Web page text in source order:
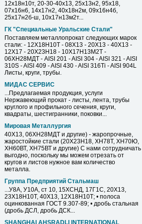
12х18н10т, 20-30-40х13, 25х13н2, 95х18,
07х16н6, 14х17н2, 40х18н2м, 09х16н4б,
25х17н2б-ш, 10х17н13м2т...
ГК "Специальные Уральские Стали"
Поставляем металлопрокат следующих марок
стали: - 12Х18Н10Т - 08Х13 - 20Х13 - 40Х13 -
12Х17 - 20Х23Н18 - 10Х17Н13М2Т -
06ХН28МДТ - AISI 201 - AISI 304 - AISI 321 - AISI
310S - AISI 409 - AISI 430 - AISI 316Ti - AISI 904L
Листы, круги, трубы.
МИДАС СЕРВИС
...Предлагаемая продукция, услуги
Нержавеющий прокат - листы, лента, трубы
круглого и профильного сечения, круги,
квадраты, шестигранники, поковки...
Мировая Металлургия
40Х13, 06ХН28МДТ и другие) - жаропрочные,
жаростойкие стали (20Х23Н18, ХН78Т, ХН70Ю,
ХН60ВТ, ХН75ВТ и другие) С нами сотрудничать
выгодно, поскольку мы можем отрезать от
кругов и листов нужное вам количество
металла.
Группа Предприятий Стальмаш
...У8А, У10А, ст 10, 15ХСНД, 17Г1С, 20Х13,
23Х18Н10Т, 40Х13, 12Х18Н10Т; • полоса
оцинкованная ГОСТ 9.307-89; • дробь стальная
(дробь ДСЛ, дробь ДСК...
SHANGHAI AHSRADLI INTERNATIONAL